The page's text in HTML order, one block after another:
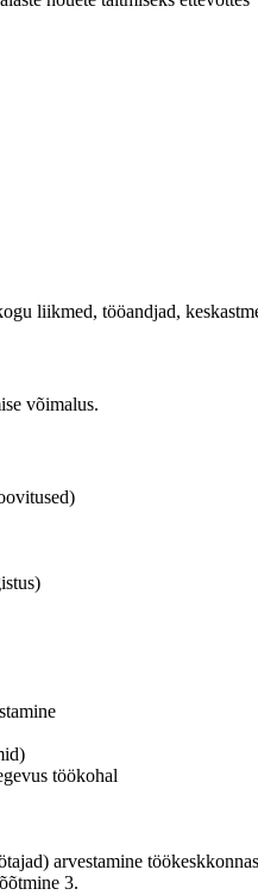
liikmed, tööandjad,
võimalus.
töökohal
arvestamine töökeskkonnas
3.